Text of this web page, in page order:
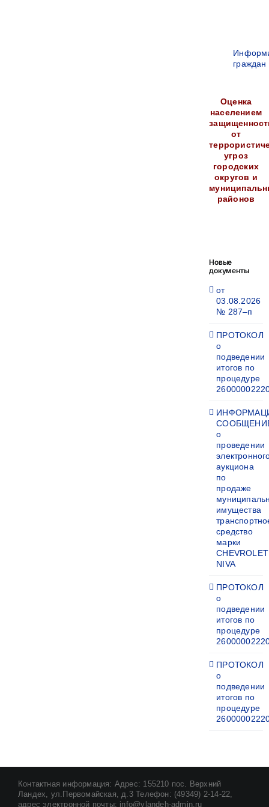
граждан
Оценка
населением
от
угроз
городских
округов и
районов
Новые
документы
от
03.08.2026
№ 287–п
ПРОТОКОЛ
о
подведении
итогов по
процедуре
о
проведении
аукциона
по
продаже
имущества
средство
марки
CHEVROLET
NIVA
ПРОТОКОЛ
о
подведении
итогов по
процедуре
ПРОТОКОЛ
о
подведении
итогов по
процедуре
Контактная информация: Адрес: 155210 пос. Верхний
Ландех, ул.Первомайская, д.3 Телефон: (49349) 2-14-22,
адрес электронной почты: info@vlandeh-admin.ru